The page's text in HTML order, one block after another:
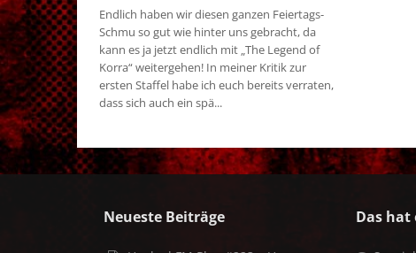
Endlich haben wir diesen ganzen Feiertags-
Schmu so gut wie hinter uns gebracht, da
kann es ja jetzt endlich mit „The Legend of
Korra“ weitergehen! In meiner Kritik zur
ersten Staffel habe ich euch bereits verraten,
dass sich auch ein spä...
Neueste Beiträge Das hat